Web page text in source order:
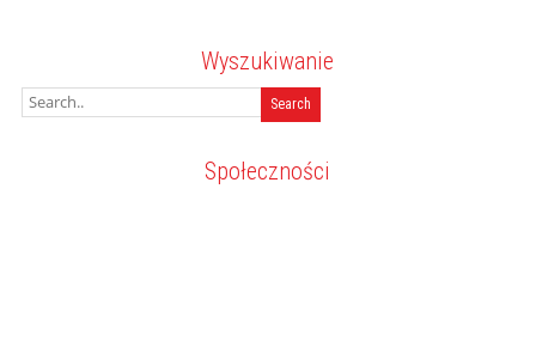
Wyszukiwanie
Społeczności